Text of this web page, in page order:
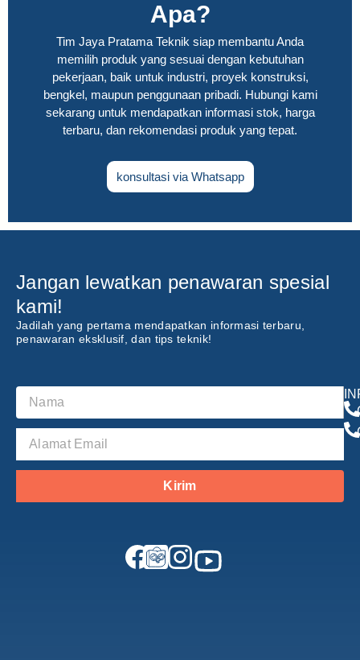
Apa?
Tim Jaya Pratama Teknik siap membantu Anda
memilih produk yang sesuai dengan kebutuhan
pekerjaan, baik untuk industri, proyek konstruksi,
bengkel, maupun penggunaan pribadi. Hubungi kami
sekarang untuk mendapatkan informasi stok, harga
terbaru, dan rekomendasi produk yang tepat.
konsultasi via Whatsapp
Jangan lewatkan penawaran spesial
kami!
Jadilah yang pertama mendapatkan informasi terbaru,
penawaran eksklusif, dan tips teknik!
Kirim